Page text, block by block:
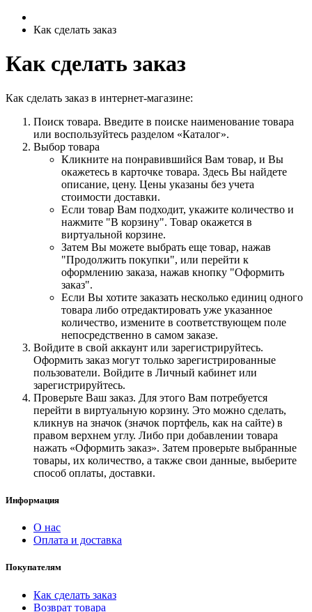
Как сделать заказ
Как сделать заказ
Как сделать заказ в интернет-магазине:
Поиск товара. Введите в поиске наименование товара
или воспользуйтесь разделом «Каталог».
Выбор товара
Кликните на понравившийся Вам товар, и Вы
окажетесь в карточке товара. Здесь Вы найдете
описание, цену. Цены указаны без учета
стоимости доставки.
Если товар Вам подходит, укажите количество и
нажмите "В корзину". Товар окажется в
виртуальной корзине.
Затем Вы можете выбрать еще товар, нажав
"Продолжить покупки", или перейти к
оформлению заказа, нажав кнопку "Оформить
заказ".
Если Вы хотите заказать несколько единиц одного
товара либо отредактировать уже указанное
количество, измените в соответствующем поле
непосредственно в самом заказе.
Войдите в свой аккаунт или зарегистрируйтесь.
Оформить заказ могут только зарегистрированные
пользователи. Войдите в Личный кабинет или
зарегистрируйтесь.
Проверьте Ваш заказ. Для этого Вам потребуется
перейти в виртуальную корзину. Это можно сделать,
кликнув на значок (значок портфель, как на сайте) в
правом верхнем углу. Либо при добавлении товара
нажать «Оформить заказ». Затем проверьте выбранные
товары, их количество, а также свои данные, выберите
способ оплаты, доставки.
Информация
О нас
Оплата и доставка
Покупателям
Как сделать заказ
Возврат товара